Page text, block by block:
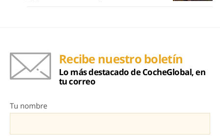
Recibe nuestro boletín
Lo más destacado de CocheGlobal, en
tu correo
Tu nombre